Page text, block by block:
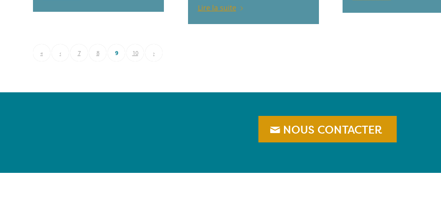
Lire la suite
« ‹ 7 8 9 10 ›
NOUS CONTACTER